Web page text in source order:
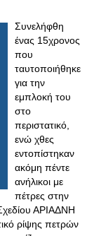
Συνελήφθη
ένας 15χρονος
που
ταυτοποιήθηκε
για την
εμπλοκή του
στο
περιστατικό,
ενώ χθες
εντοπίστηκαν
ακόμη πέντε
ανήλικοι με
πέτρες στην
ΑΡΙΑΔΝΗ
ρίψης πετρών